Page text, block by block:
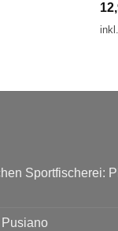
Sportfischerei: